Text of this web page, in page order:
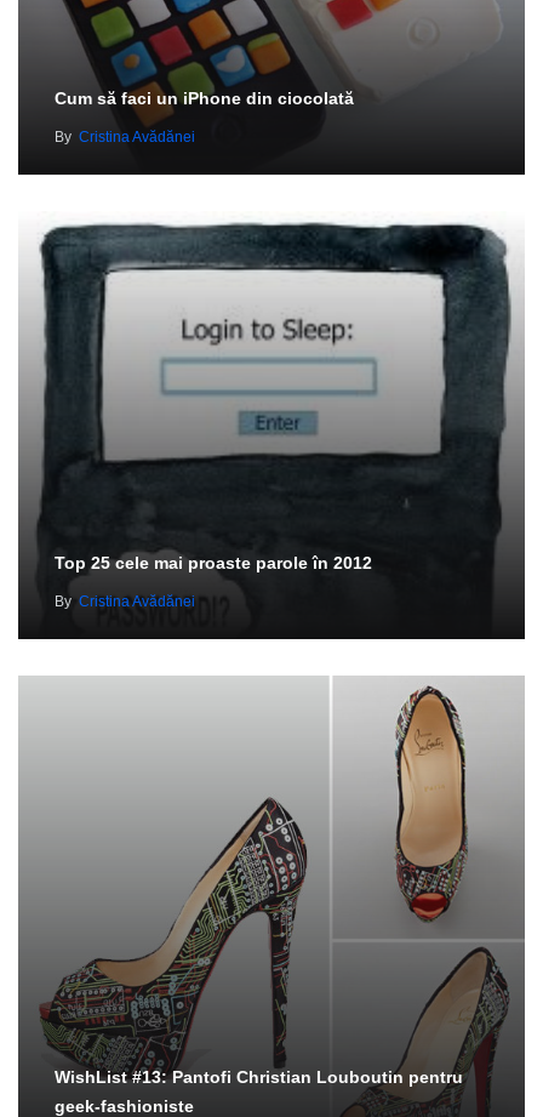
Cum să faci un iPhone din ciocolată
By Cristina Avădănei
Top 25 cele mai proaste parole în 2012
By Cristina Avădănei
WishList #13: Pantofi Christian Louboutin pentru
geek-fashioniste